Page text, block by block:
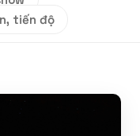
tiến độ